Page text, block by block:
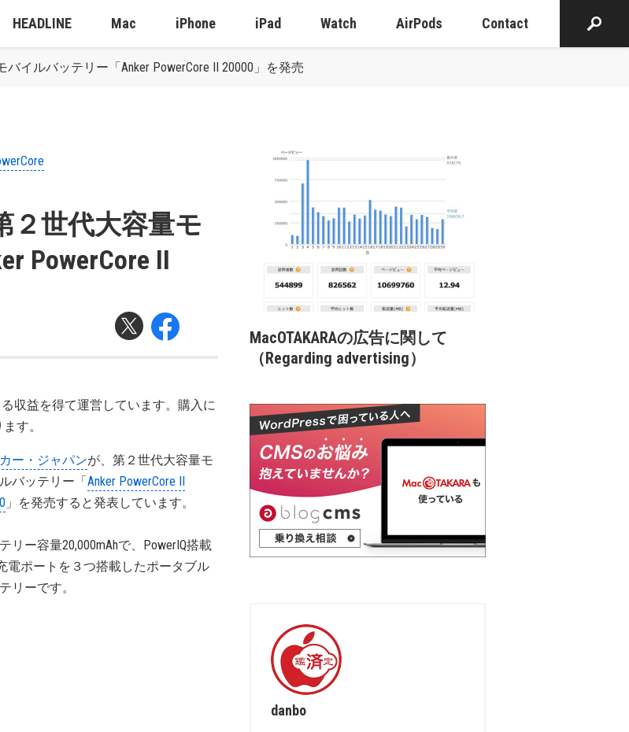
HEADLINE Mac iPhone iPad Watch AirPods Contact
イルバッテリー「Anker PowerCore II 20000」を発売
２世代大容量モ
PowerCore II
収益を得て運営しています。購入に
す。
ー・ジャパンが、第２世代大容量モ
バッテリー「Anker PowerCore II
」を発売すると発表しています。
リー容量20,000mAhで、PowerIQ搭載
電ポートを３つ搭載したポータブル
リーです。
MacOTAKARAの広告に関して
（Regarding advertising）
danbo